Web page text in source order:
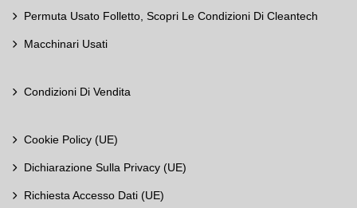
Permuta Usato Folletto, Scopri Le Condizioni Di Cleantech
Macchinari Usati
Condizioni Di Vendita
Cookie Policy (UE)
Dichiarazione Sulla Privacy (UE)
Richiesta Accesso Dati (UE)